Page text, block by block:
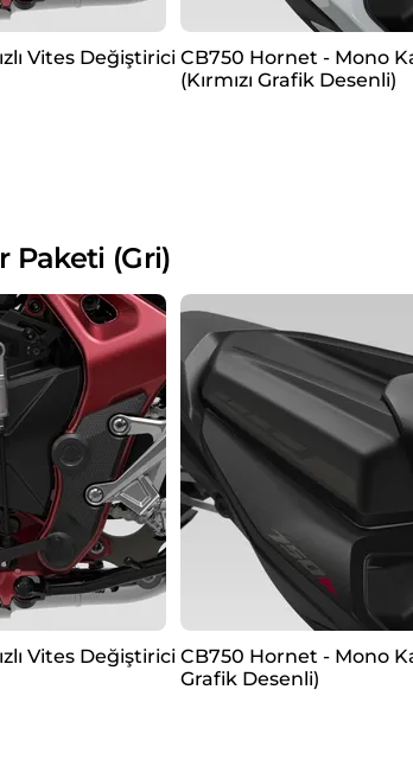
Vites Değiştirici CB750 Hornet - Mono
(Kırmızı Grafik Desenli)
Paketi (Gri)
Vites Değiştirici CB750 Hornet - Mono
Grafik Desenli)